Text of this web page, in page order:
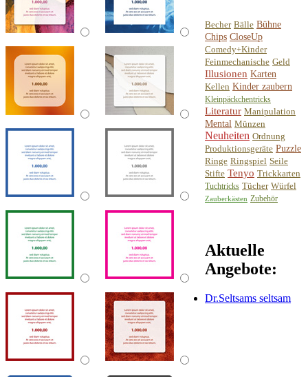
Becher Bälle Bühne
Chips CloseUp
Comedy+Kinder
Feinmechanische Geld
Illusionen Karten
Kellen Kinder zaubern
Kleinpäckchentricks
Literatur Manipulation
Mental Münzen
Neuheiten Ordnung
Produktionsgeräte Puzzle
Ringe Ringspiel Seile
Stifte Tenyo Trickkarten
Tuchtricks Tücher Würfel
Zauberkästen Zubehör
Aktuelle
Angebote:
Dr.Seltsams seltsam